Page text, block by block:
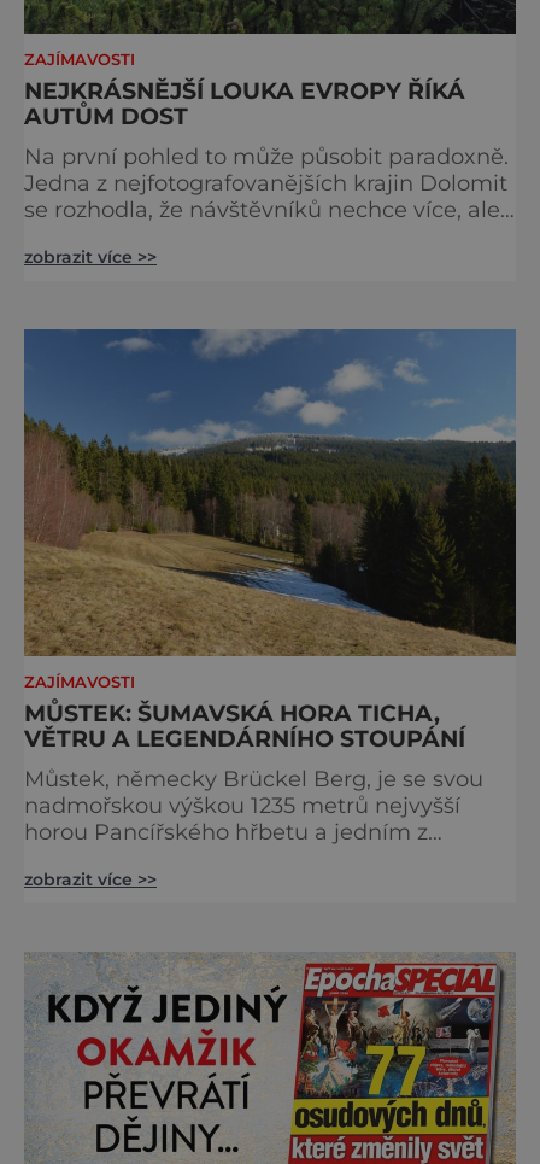
ZAJÍMAVOSTI
NEJKRÁSNĚJŠÍ LOUKA EVROPY ŘÍKÁ
AUTŮM DOST
Na první pohled to může působit paradoxně.
Jedna z nejfotografovanějších krajin Dolomit
se rozhodla, že návštěvníků nechce více, ale
louka v Evropě, zavádí od léta 2026 nová
přijíždějí. Nejde o boj proti turistům. Jde o
ochranu krajiny, která už nechce být obětí
vlastního úspě
zobrazit více >>
ZAJÍMAVOSTI
MŮSTEK: ŠUMAVSKÁ HORA TICHA,
VĚTRU A LEGENDÁRNÍHO STOUPÁNÍ
Můstek, německy Brückel Berg, je se svou
nadmořskou výškou 1235 metrů nejvyšší
horou Pancířského hřbetu a jedním z
Šumavy. Přestože nestojí v centru hlavních
Můstek si dodnes uchovává syrový horský
charakter, klid a zvláštní atmosféru
šumavských hřebenů, kde se střídá hustý les
zobrazit více >>